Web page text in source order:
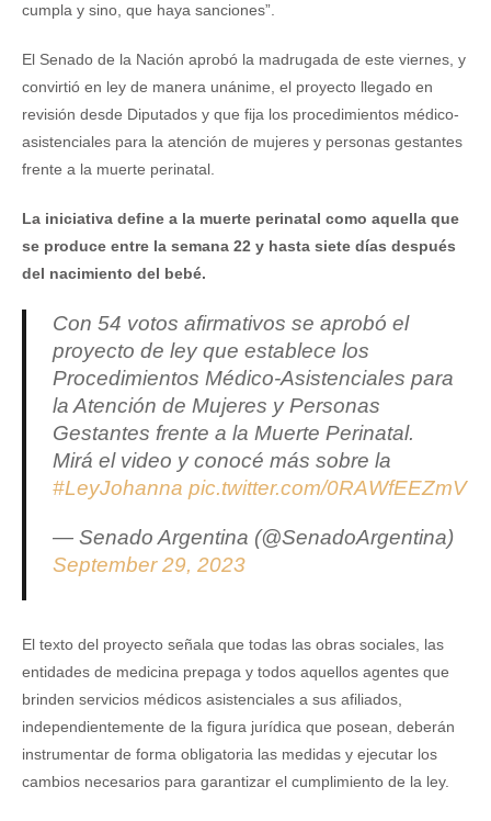
cumpla y sino, que haya sanciones”.
El Senado de la Nación aprobó la madrugada de este viernes, y
convirtió en ley de manera unánime, el proyecto llegado en
revisión desde Diputados y que fija los procedimientos médico-
asistenciales para la atención de mujeres y personas gestantes
frente a la muerte perinatal.
La iniciativa define a la muerte perinatal como aquella que
se produce entre la semana 22 y hasta siete días después
del nacimiento del bebé.
Con 54 votos afirmativos se aprobó el
proyecto de ley que establece los
Procedimientos Médico-Asistenciales para
la Atención de Mujeres y Personas
Gestantes frente a la Muerte Perinatal.
Mirá el video y conocé más sobre la
#LeyJohanna pic.twitter.com/0RAWfEEZmV
— Senado Argentina (@SenadoArgentina)
September 29, 2023
El texto del proyecto señala que todas las obras sociales, las
entidades de medicina prepaga y todos aquellos agentes que
brinden servicios médicos asistenciales a sus afiliados,
independientemente de la figura jurídica que posean, deberán
instrumentar de forma obligatoria las medidas y ejecutar los
cambios necesarios para garantizar el cumplimiento de la ley.